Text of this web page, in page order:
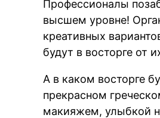
Профессионалы
высшем уровне!
креативных
будут в восторге от
А в каком восторге
прекрасном
макияжем, улыбкой